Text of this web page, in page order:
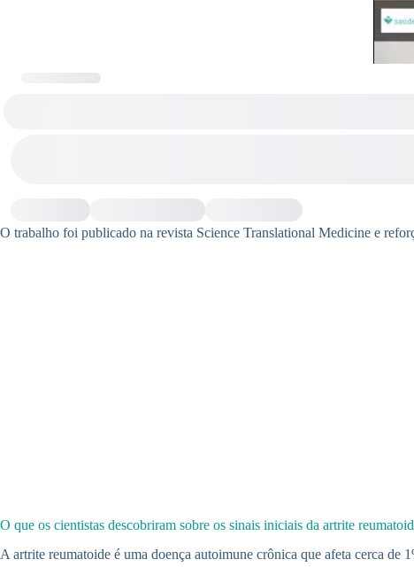
O trabalho foi publicado na revista Science Translational Medicine e
O que os cientistas descobriram sobre os sinais iniciais da artrite
A artrite reumatoide é uma doença autoimune crônica que afeta cerca de